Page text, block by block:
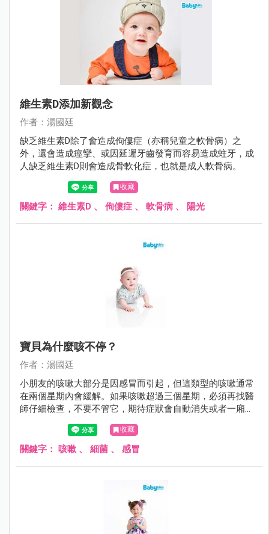
維生素D添加新觀念
作者：湯國廷
缺乏維生素D除了會造成佝僂症（亦稱兒童之軟骨病）之
外，還會造成痙攣、或因延遲牙齒發育而容易造成蛀牙，成
人缺乏維生素D則會造成骨軟化症，也就是成人軟骨病。
收藏
關鍵字： 維生素D 、 佝僂症 、 軟骨病 、 陽光
寶貝為什麼咳不停？
作者：湯國廷
小朋友的咳嗽大部分是因感冒而引起，但這類型的咳嗽通常
在兩個星期內會緩解。如果咳嗽超過三個星期，必須再找醫
師仔細檢查，不要不管它，期待症狀會自動消失或者一廂情
願的沿用舊的感冒藥。
收藏
關鍵字： 咳嗽 、 細菌 、 感冒